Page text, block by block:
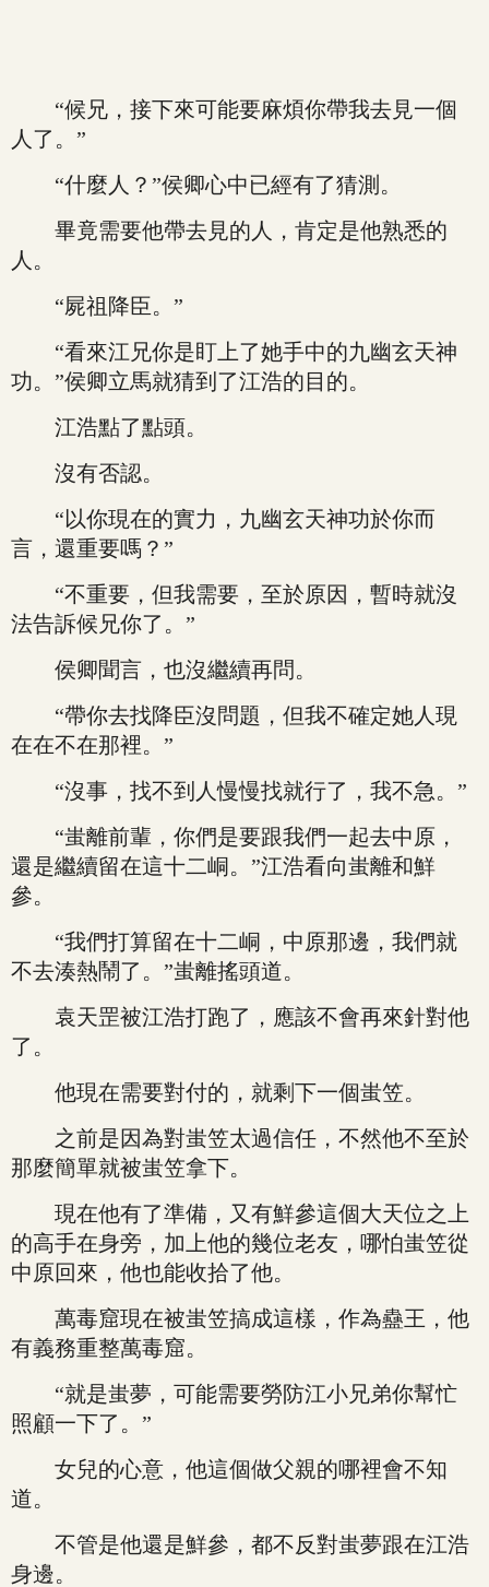
“候兄，接下來可能要麻煩你帶我去見一個
人了。”
“什麼人？”侯卿心中已經有了猜測。
畢竟需要他帶去見的人，肯定是他熟悉的
人。
“屍祖降臣。”
“看來江兄你是盯上了她手中的九幽玄天神
功。”侯卿立馬就猜到了江浩的目的。
江浩點了點頭。
沒有否認。
“以你現在的實力，九幽玄天神功於你而
言，還重要嗎？”
“不重要，但我需要，至於原因，暫時就沒
法告訴候兄你了。”
侯卿聞言，也沒繼續再問。
“帶你去找降臣沒問題，但我不確定她人現
在在不在那裡。”
“沒事，找不到人慢慢找就行了，我不急。”
“蚩離前輩，你們是要跟我們一起去中原，
還是繼續留在這十二峒。”江浩看向蚩離和鮮
參。
“我們打算留在十二峒，中原那邊，我們就
不去湊熱鬧了。”蚩離搖頭道。
袁天罡被江浩打跑了，應該不會再來針對他
了。
他現在需要對付的，就剩下一個蚩笠。
之前是因為對蚩笠太過信任，不然他不至於
那麼簡單就被蚩笠拿下。
現在他有了準備，又有鮮參這個大天位之上
的高手在身旁，加上他的幾位老友，哪怕蚩笠從
中原回來，他也能收拾了他。
萬毒窟現在被蚩笠搞成這樣，作為蠱王，他
有義務重整萬毒窟。
“就是蚩夢，可能需要勞防江小兄弟你幫忙
照顧一下了。”
女兒的心意，他這個做父親的哪裡會不知
道。
不管是他還是鮮參，都不反對蚩夢跟在江浩
身邊。